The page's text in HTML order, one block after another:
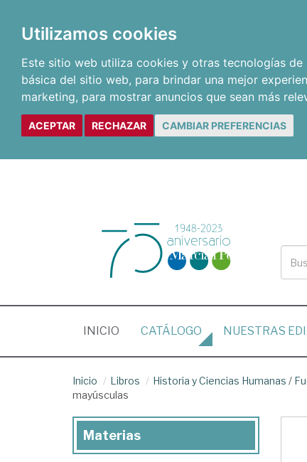
Utilizamos cookies
Este sitio web utiliza cookies y otras tecnologías
básica del sitio web, para brindar una mejor
marketing, para mostrar anuncios que sean más
ACEPTAR RECHAZAR CAMBIAR PREFERENCIAS
INICIO (CURRENT)
CATÁLOGO NUESTRAS
Inicio Libros Historia y Ciencias Humanas /
mayúsculas
Materias